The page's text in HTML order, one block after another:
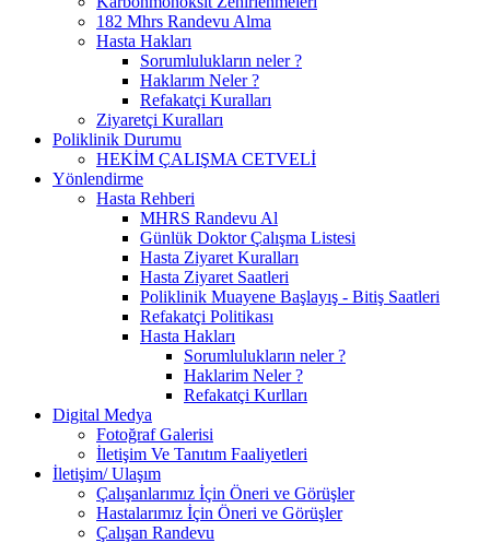
182 Mhrs Randevu Alma
Hasta Hakları
Sorumlulukların neler ?
Haklarım Neler ?
Refakatçi Kuralları
Ziyaretçi Kuralları
Poliklinik Durumu
HEKİM ÇALIŞMA CETVELİ
Yönlendirme
Hasta Rehberi
MHRS Randevu Al
Günlük Doktor Çalışma Listesi
Hasta Ziyaret Kuralları
Hasta Ziyaret Saatleri
Poliklinik Muayene Başlayış - Bitiş Saatleri
Refakatçi Politikası
Hasta Hakları
Sorumlulukların neler ?
Haklarim Neler ?
Refakatçi Kurlları
Digital Medya
Fotoğraf Galerisi
İletişim Ve Tanıtım Faaliyetleri
İletişim/ Ulaşım
Çalışanlarımız İçin Öneri ve Görüşler
Hastalarımız İçin Öneri ve Görüşler
Çalışan Randevu